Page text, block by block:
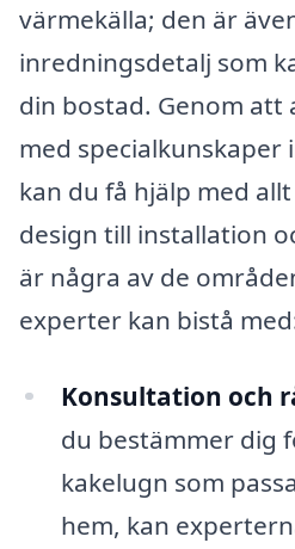
värmekälla; den är
inredningsdetalj som
din bostad. Genom
med specialkunskaper
kan du få hjälp med
design till installation
är några av de
experter kan bistå
Konsultation och
du bestämmer dig
kakelugn som
hem, kan